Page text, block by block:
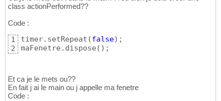
class actionPerformed??
Code :
1
2
timer.setRepeat (false) ;
maFenetre.dispose ( ) ;
Et ca je le mets ou??
En fait j ai le main ou j appelle ma fenetre
Code :